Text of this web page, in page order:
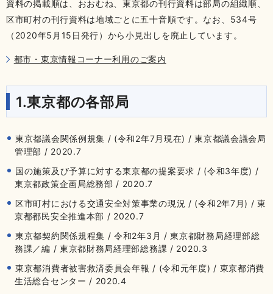
資料の掲載順は、おおむね、東京都の刊行資料は部局の組織順、
区市町村の刊行資料は地域ごとに五十音順です。なお、534号
（2020年5月15日発行）から小見出しを廃止しています。
都市・東京情報コーナー利用のご案内
1.東京都の各部局
東京都議会関係例規集 / (令和2年7月現在) / 東京都議会議会局
管理部 / 2020.7
国の施策及び予算に対する東京都の提案要求 / (令和3年度) /
東京都政策企画局総務部 / 2020.7
区市町村における交通安全対策事業の現況 / (令和2年7月) / 東
京都都民安全推進本部 / 2020.7
東京都契約関係規程集 / 令和2年3月 / 東京都財務局経理部総
務課／編 / 東京都財務局経理部総務課 / 2020.3
東京都消費者被害救済委員会年報 / (令和元年度) / 東京都消費
生活総合センター / 2020.4